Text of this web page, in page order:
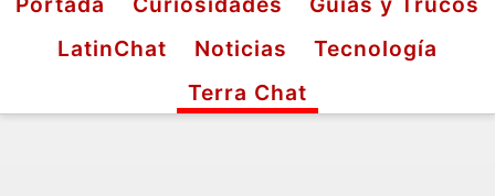
LatinChat
Noticias
Tecnología
Terra Chat